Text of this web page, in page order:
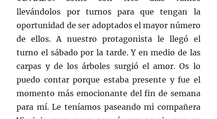
llevándolos por turnos para que tengan la
oportunidad de ser adoptados el mayor número
de ellos. A nuestro protagonista le llegó el
turno el sábado por la tarde. Y en medio de las
carpas y de los árboles surgió el amor. Os lo
puedo contar porque estaba presente y fue el
momento más emocionante del fin de semana
para mí. Le teníamos paseando mi compañera